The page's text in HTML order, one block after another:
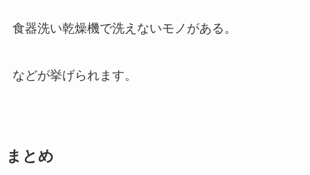
食器洗い乾燥機で洗えないモノがある。
などが挙げられます。
まとめ